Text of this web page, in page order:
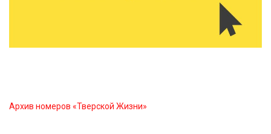
Жителям Тверской области напомнили об
Золотой век “Горьковки”: как А. М. Кузнецова
Архив номеров «Тверской Жизни»